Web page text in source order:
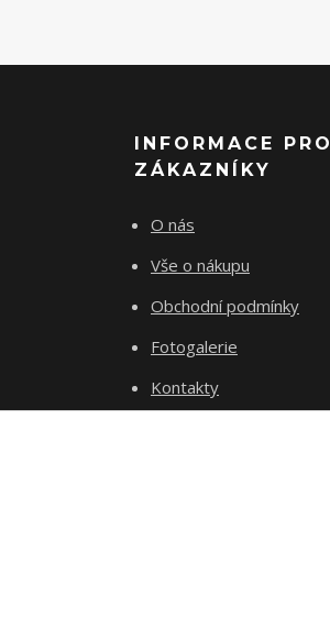
INFORMACE PRO
ZÁKAZNÍKY
O nás
Vše o nákupu
Obchodní podmínky
Fotogalerie
Kontakty